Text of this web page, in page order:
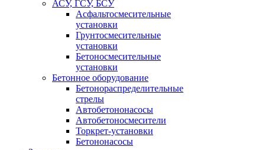
АСУ, ГСУ, БСУ
Асфальтосмесительные
установки
Грунтосмесительные
установки
Бетоносмесительные
установки
Бетонное оборудование
Бетонораспределительные
стрелы
Автобетононасосы
Автобетоносмесители
Торкрет-установки
Бетононасосы